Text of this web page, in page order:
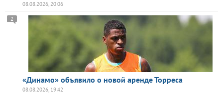
08.08.2026, 20:06
«Динамо» объявило о новой аренде Торреса
2
08.08.2026, 19:42